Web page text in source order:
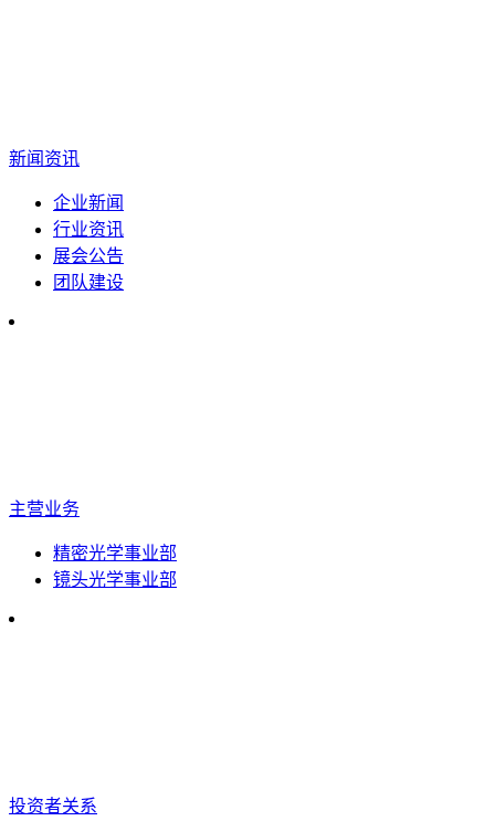
新闻资讯
企业新闻
行业资讯
展会公告
团队建设
主营业务
精密光学事业部
镜头光学事业部
投资者关系